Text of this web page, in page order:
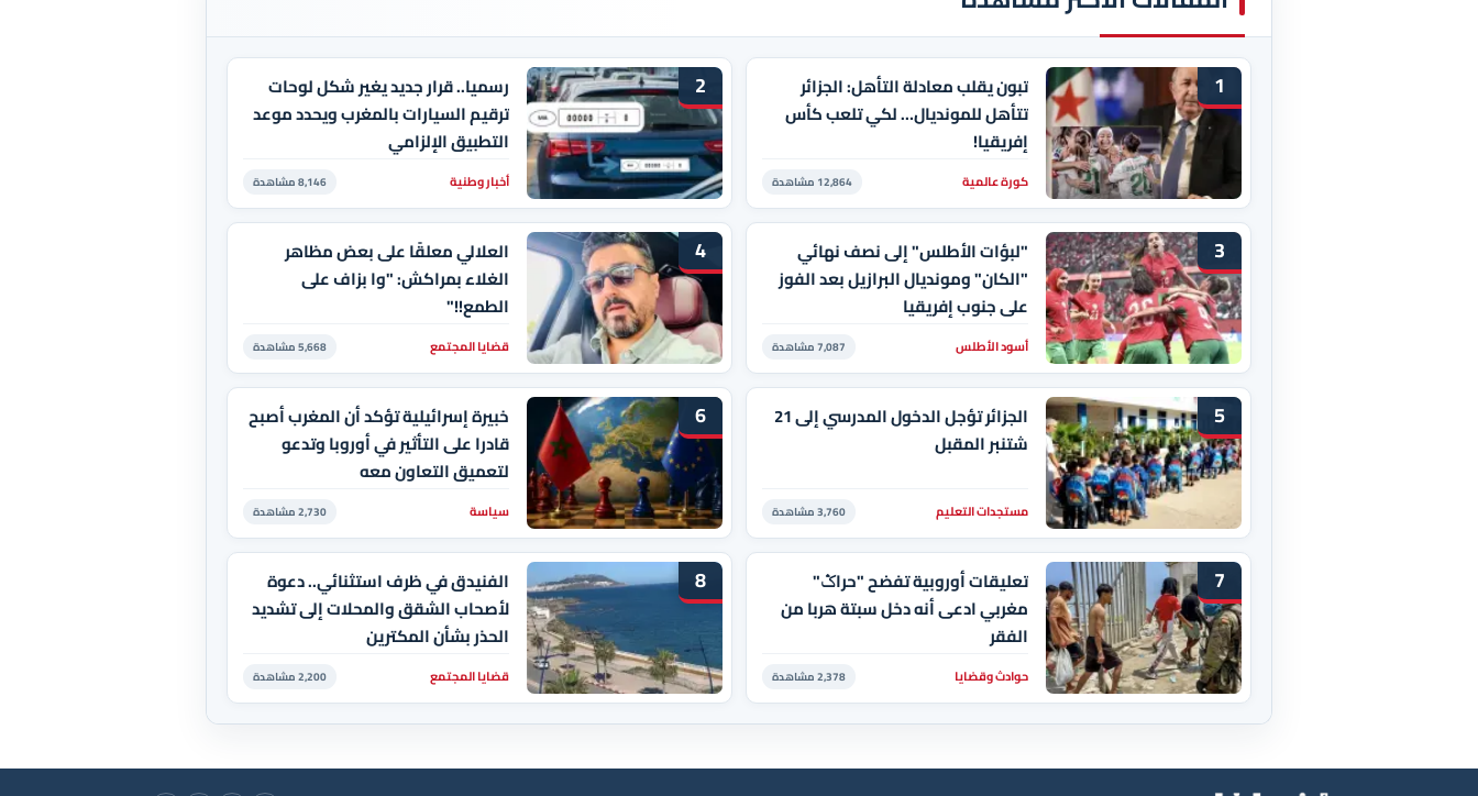
1
تبون يقلب معادلة التأهل: الجزائر
تتأهل للمونديال… لكي تلعب كأس
إفريقيا!
كورة عالمية 12,864 مشاهدة
2
رسميا.. قرار جديد يغير شكل لوحات
ترقيم السيارات بالمغرب ويحدد موعد
التطبيق الإلزامي
أخبار وطنية 8,146 مشاهدة
3
"لبؤات الأطلس" إلى نصف نهائي
"الكان" ومونديال البرازيل بعد الفوز
على جنوب إفريقيا
أسود الأطلس 7,087 مشاهدة
4
العلالي معلقًا على بعض مظاهر
الغلاء بمراكش: "وا بزاف على
الطمع!!"
قضايا المجتمع 5,668 مشاهدة
5
الجزائر تؤجل الدخول المدرسي إلى 21
شتنبر المقبل
مستجدات التعليم 3,760 مشاهدة
6
خبيرة إسرائيلية تؤكد أن المغرب أصبح
قادرا على التأثير في أوروبا وتدعو
لتعميق التعاون معه
سياسة 2,730 مشاهدة
7
تعليقات أوروبية تفضح "حراݣ"
مغربي ادعى أنه دخل سبتة هربا من
الفقر
حوادث وقضايا 2,378 مشاهدة
8
الفنيدق في ظرف استثنائي.. دعوة
لأصحاب الشقق والمحلات إلى تشديد
الحذر بشأن المكترين
قضايا المجتمع 2,200 مشاهدة